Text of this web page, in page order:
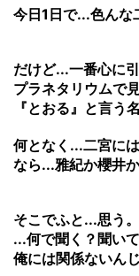
今日1日で...色んな
だけど...一番心に
プラネタリウムで
『とおる』と言う
何となく...二宮に
なら...雅紀か櫻井
そこでふと...思う。
...何で聞く？聞い
俺には関係ないん